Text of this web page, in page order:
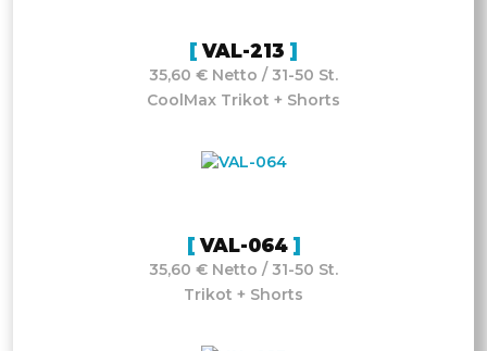
VAL-213
35,60 € Netto / 31-50 St.
CoolMax Trikot + Shorts
VAL-064
35,60 € Netto / 31-50 St.
Trikot + Shorts